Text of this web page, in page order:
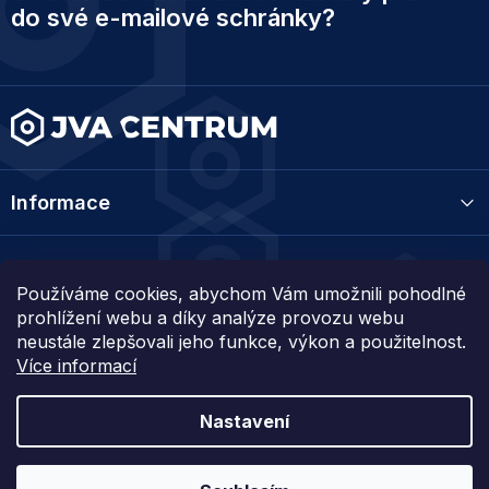
Používáme cookies, abychom Vám umožnili pohodlné
prohlížení webu a díky analýze provozu webu
neustále zlepšovali jeho funkce, výkon a použitelnost.
Více informací
Nastavení
p
í
do své e-mailové schránky?
Informace
Kontakt
Vytvořil Shoptet